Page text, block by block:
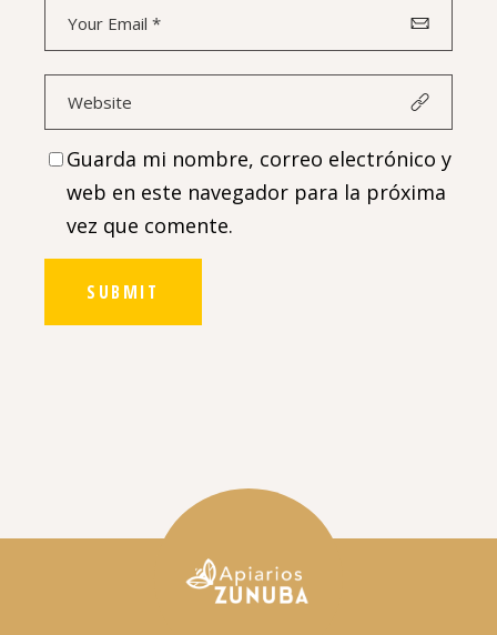
Guarda mi nombre, correo electrónico y
web en este navegador para la próxima
vez que comente.
SUBMIT